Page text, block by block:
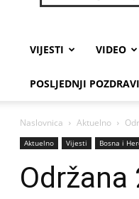
VIJESTI VIDEO
POSLJEDNJI POZDRAVI
Naslovnica Aktuelno
Aktuelno Vijesti Bosna i